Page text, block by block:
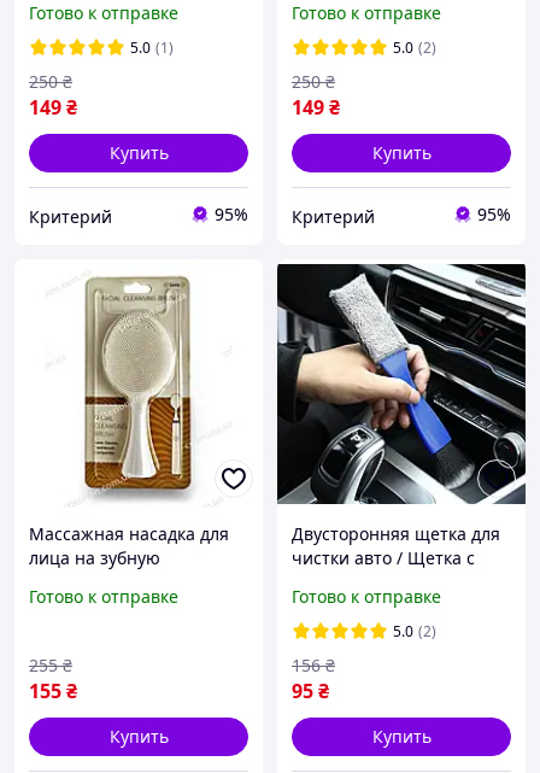
орал-би
Готово к отправке
5.0 (1)
149₴
250 ₴
Купить
Критерий 95%
орал-би
Готово к отправке
5.0 (2)
149₴
250 ₴
Купить
Критерий 95%
Массажная насадка для
лица на зубную
Соникаре
Готово к отправке
155₴
255 ₴
Купить
Двусторонняя щетка для
чистки авто / Щетка с
детейлинга авто /
Кисточка для чистки авто
Готово к отправке
5.0 (2)
95₴
156 ₴
Купить